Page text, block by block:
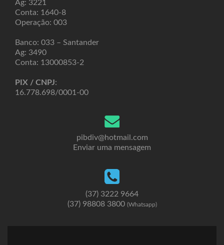
Ag: 3221
Conta: 1640-8
Operação: 003
Banco: 033 – Santander
Ag: 3490
Conta: 13000853-2
PIX / CNPJ:
16.778.698/0001-00
pibdiv@hotmail.com
Enviar uma mensagem
(37) 3222 9664
(37) 98808 3800 (Whatsapp)